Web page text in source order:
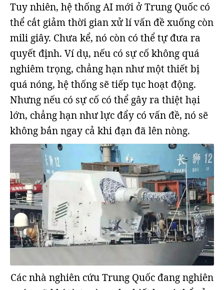
Tuy nhiên, hệ thống AI mới ở Trung Quốc có
thể cắt giảm thời gian xử lí vấn đề xuống còn
mili giây. Chưa kể, nó còn có thể tự đưa ra
quyết định. Ví dụ, nếu có sự cố không quá
nghiêm trọng, chẳng hạn như một thiết bị
quá nóng, hệ thống sẽ tiếp tục hoạt động.
Nhưng nếu có sự cố có thể gây ra thiệt hại
lớn, chẳng hạn như lực đẩy có vấn đề, nó sẽ
không bắn ngay cả khi đạn đã lên nòng.
Các nhà nghiên cứu Trung Quốc đang nghiên